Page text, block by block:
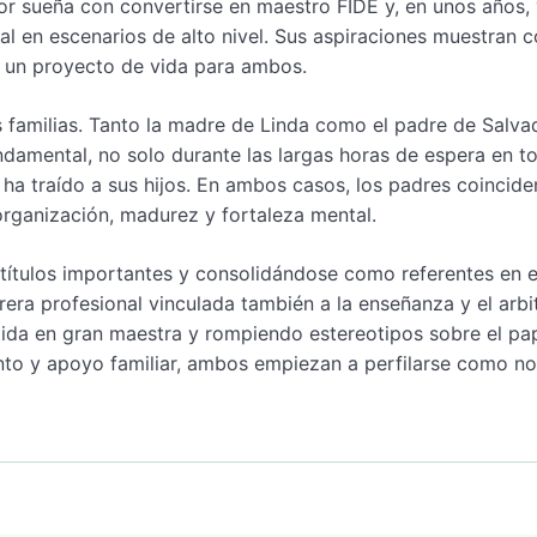
sueña con convertirse en maestro FIDE y, en unos años,
escenarios de alto nivel. Sus aspiraciones muestran
proyecto de vida para ambos.
Tanto la madre de Linda como el padre de
no solo durante las largas horas de espera en
traído a sus hijos. En ambos casos, los padres
madurez y fortaleza mental.
importantes y consolidándose como referentes en
profesional vinculada también a la enseñanza y el
en gran maestra y rompiendo estereotipos sobre el
y apoyo familiar, ambos empiezan a perfilarse como